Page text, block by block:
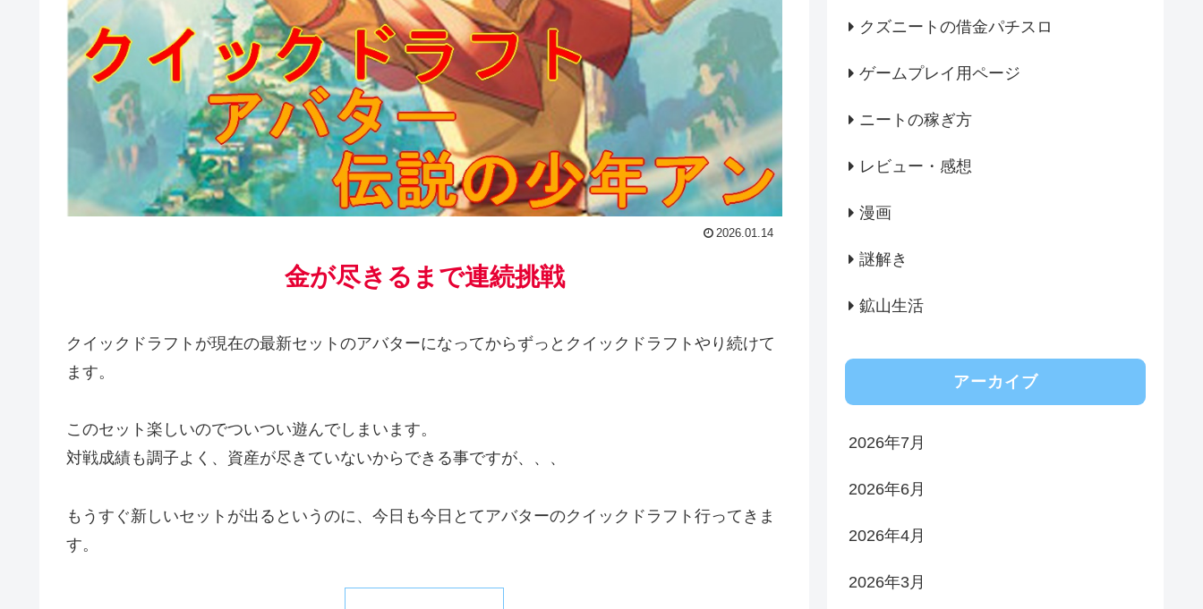
2026.01.14
金が尽きるまで連続挑戦
クイックドラフトが現在の最新セットのアバターになってからずっとクイックドラフトやり続けて
ます。
このセット楽しいのでついつい遊んでしまいます。
対戦成績も調子よく、資産が尽きていないからできる事ですが、、、
もうすぐ新しいセットが出るというのに、今日も今日とてアバターのクイックドラフト行ってきま
す。
クズニートの借金パチスロ
ゲームプレイ用ページ
ニートの稼ぎ方
レビュー・感想
漫画
謎解き
鉱山生活
アーカイブ
2026年7月
2026年6月
2026年4月
2026年3月